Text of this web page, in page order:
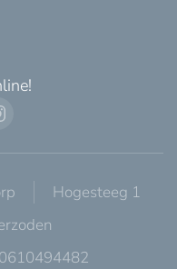
Hogesteeg 1